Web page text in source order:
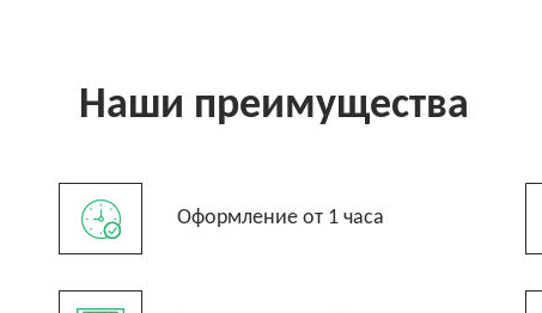
Наши преимущества
Оформление от 1 часа